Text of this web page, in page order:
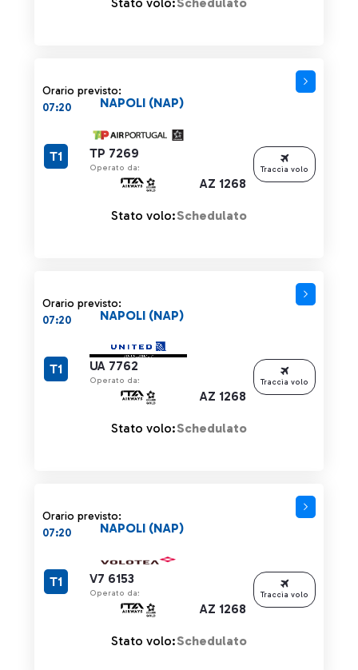
Orario previsto:
07:20
TP 7269
Operato da:
AZ 1268
NAPOLI (NAP)
T1
Stato volo:Schedulato
Traccia volo
Orario previsto:
07:20
UA 7762
Operato da:
AZ 1268
NAPOLI (NAP)
T1
Stato volo:Schedulato
Traccia volo
Orario previsto:
07:20
V7 6153
Operato da:
AZ 1268
NAPOLI (NAP)
T1
Stato volo:Schedulato
Traccia volo